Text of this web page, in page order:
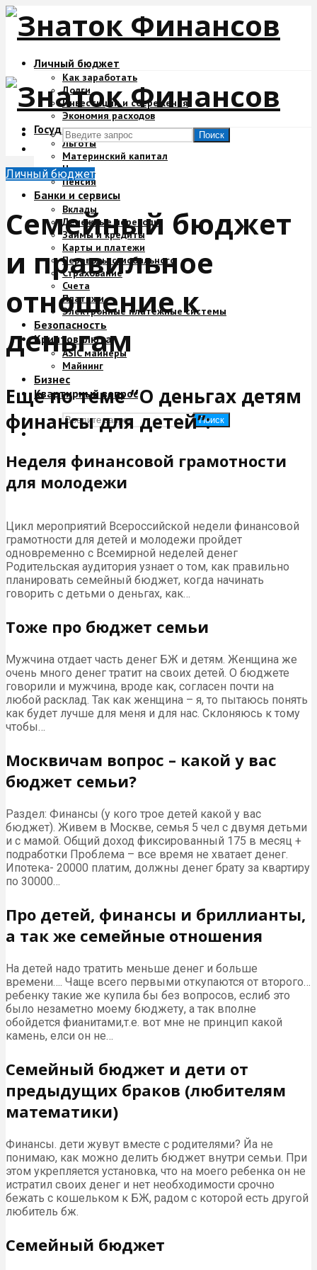
Личный бюджет
Как заработать
Долги
Инвестиции и сбережения
Экономия расходов
Государство и деньги
Льготы
Материнский капитал
Налоги
Пенсия
Банки и сервисы
Вклады
Денежные переводы
Займы и кредиты
Карты и платежи
Переводы с мобильного
Страхование
Счета
Платежи
Электронные платежные системы
Безопасность
Криптовалюта
ASIC майнеры
Майнинг
Бизнес
Квартирный вопрос
Поиск
Поиск
Личный бюджет
Семейный бюджет
и правильное
отношение к
деньгам
Еще по теме “О деньгах детям
финансы для детей”:
Неделя финансовой грамотности
для молодежи
Цикл мероприятий Всероссийской недели финансовой
грамотности для детей и молодежи пройдет
одновременно с Всемирной неделей денег
Родительская аудитория узнает о том, как правильно
планировать семейный бюджет, когда начинать
говорить с детьми о деньгах, как…
Тоже про бюджет семьи
Мужчина отдает часть денег БЖ и детям. Женщина же
очень много денег тратит на своих детей. О бюджете
говорили и мужчина, вроде как, согласен почти на
любой расклад. Так как женщина – я, то пытаюсь понять
как будет лучше для меня и для нас. Склоняюсь к тому
чтобы…
Москвичам вопрос – какой у вас
бюджет семьи?
Раздел: Финансы (у кого трое детей какой у вас
бюджет). Живем в Москве, семья 5 чел с двумя детьми
и с мамой. Общий доход фиксированный 175 в месяц +
подработки Проблема – все время не хватает денег.
Ипотека- 20000 платим, должны денег брату за квартиру
по 30000…
Про детей, финансы и бриллианты,
а так же семейные отношения
На детей надо тратить меньше денег и больше
времени…. Чаще всего первыми откупаются от второго…
ребенку такие же купила бы без вопросов, еслиб это
было незаметно моему бюджету, а так вполне
обойдется фианитами,т.е. вот мне не принцип какой
камень, елси он не…
Семейный бюджет и дети от
предыдущих браков (любителям
математики)
Финансы. дети жувут вместе с родителями? Йа не
понимаю, как можно делить бюджет внутри семьи. При
этом укрепляется установка, что на моего ребенка он не
истратил своих денег и нет необходимости срочно
бежать с кошельком к БЖ, радом с которой есть другой
любитель бж.
Семейный бюджет